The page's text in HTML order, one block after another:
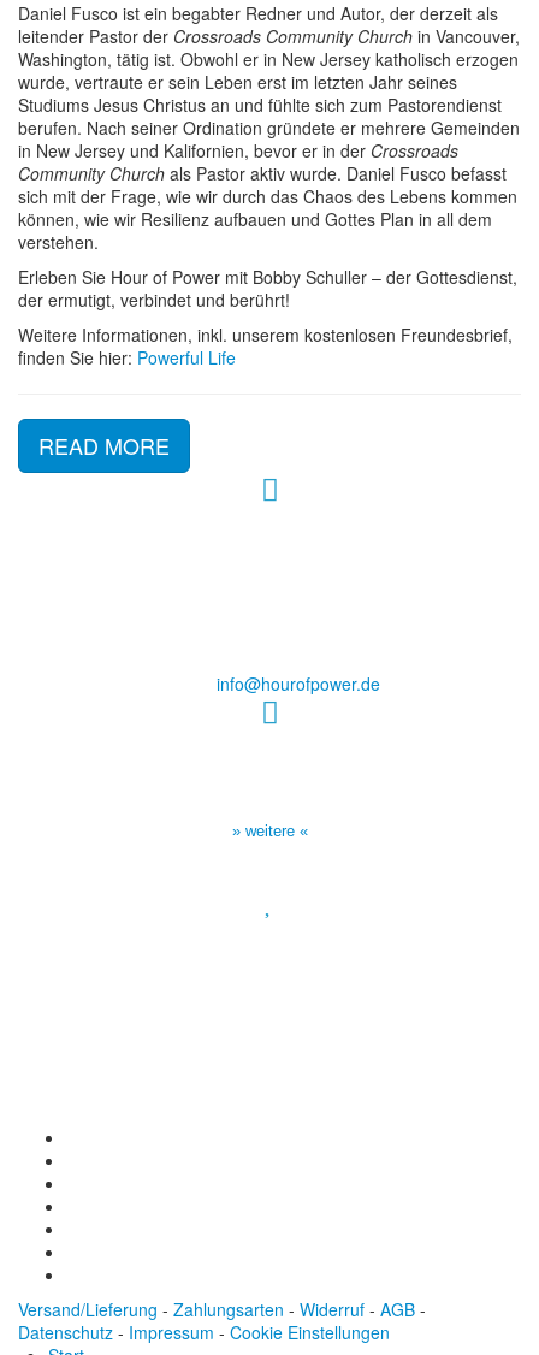
Daniel Fusco ist ein begabter Redner und Autor, der derzeit als
leitender Pastor der Crossroads Community Church in Vancouver,
Washington, tätig ist. Obwohl er in New Jersey katholisch erzogen
wurde, vertraute er sein Leben erst im letzten Jahr seines
Studiums Jesus Christus an und fühlte sich zum Pastorendienst
berufen. Nach seiner Ordination gründete er mehrere Gemeinden
in New Jersey und Kalifornien, bevor er in der Crossroads
Community Church als Pastor aktiv wurde. Daniel Fusco befasst
sich mit der Frage, wie wir durch das Chaos des Lebens kommen
können, wie wir Resilienz aufbauen und Gottes Plan in all dem
verstehen.
Erleben Sie Hour of Power mit Bobby Schuller – der Gottesdienst,
der ermutigt, verbindet und berührt!
Weitere Informationen, inkl. unserem kostenlosen Freundesbrief,
finden Sie hier: Powerful Life
READ MORE
info@hourofpower.de
» weitere «
Versand/Lieferung - Zahlungsarten - Widerruf - AGB -
Datenschutz - Impressum - Cookie Einstellungen